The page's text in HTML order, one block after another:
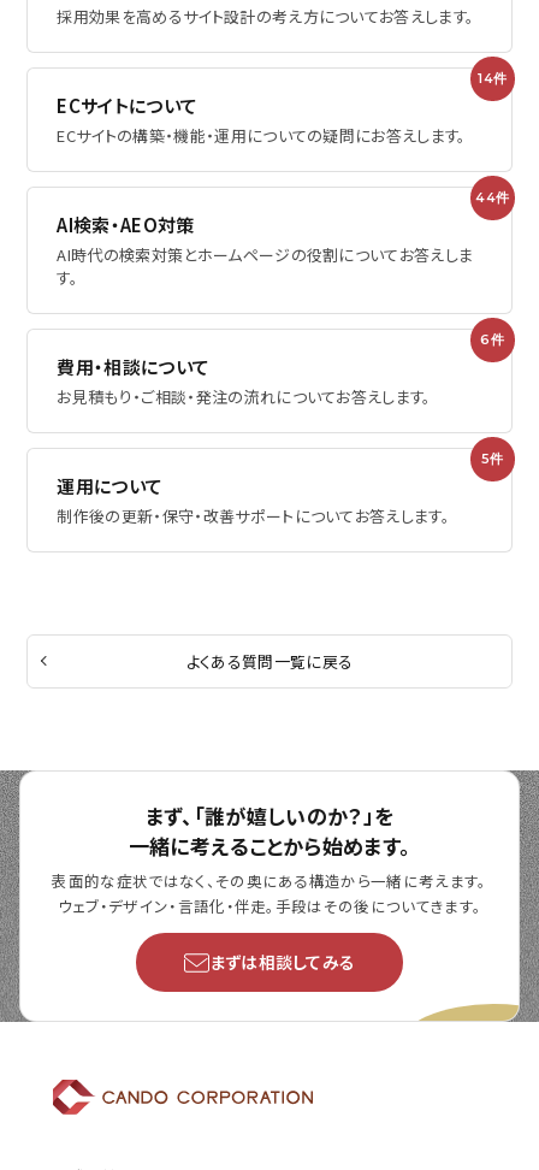
採用効果を高めるサイト設計の考え方についてお答えします。
ECサイトについて
ECサイトの構築・機能・運用についての疑問にお答えします。
14件
AI検索・AEO対策
AI時代の検索対策とホームページの役割についてお答えしま
す。
44件
費用・相談について
お見積もり・ご相談・発注の流れについてお答えします。
6件
運用について
制作後の更新・保守・改善サポートについてお答えします。
5件
よくある質問一覧に戻る
まず、「誰が嬉しいのか？」を
一緒に考えることから始めます。
表面的な症状ではなく、その奥にある構造から一緒に考えます。
ウェブ・デザイン・言語化・伴走。手段はその後についてきます。
まずは相談してみる